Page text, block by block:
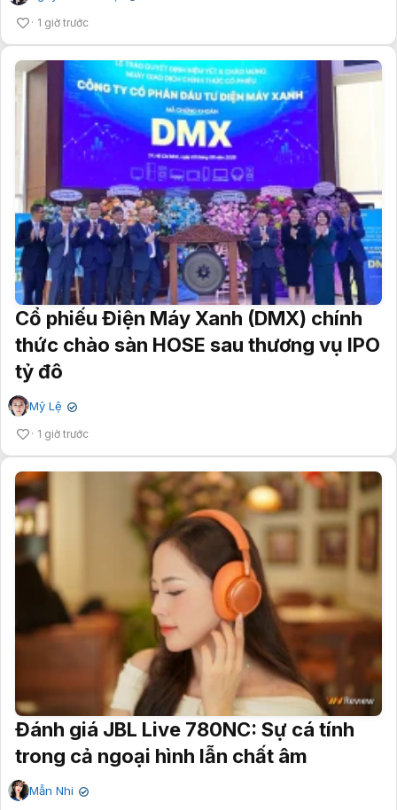
1 giờ trước
Cổ phiếu Điện Máy Xanh (DMX) chính
thức chào sàn HOSE sau thương vụ IPO
tỷ đô
Mỹ Lệ ✔
1 giờ trước
Đánh giá JBL Live 780NC: Sự cá tính
trong cả ngoại hình lẫn chất âm
Mẫn Nhi ✔